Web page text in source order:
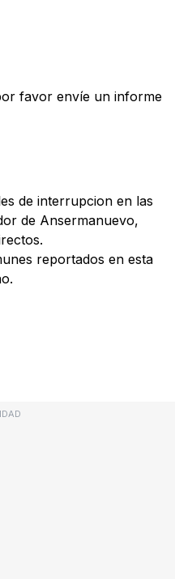
favor envíe un informe
de interrupcion en las
de Ansermanuevo,
reportados en esta